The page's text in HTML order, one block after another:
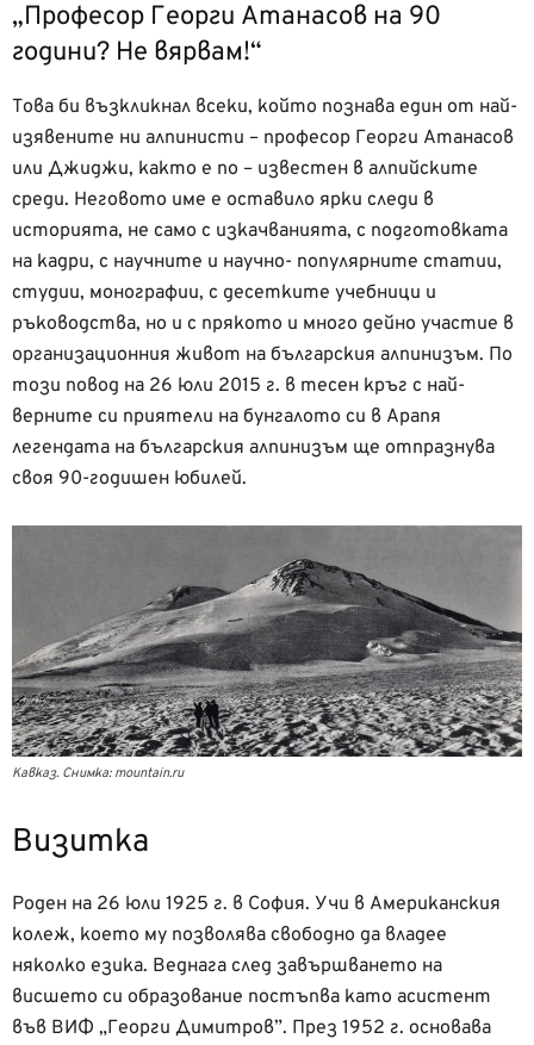
„Професор Георги Атанасов на 90
години? Не вярвам!“
Това би възкликнал всеки, който познава един от най-
изявените ни алпинисти – професор Георги Атанасов
или Джиджи, както е по – известен в алпийските
среди. Неговото име е оставило ярки следи в
историята, не само с изкачванията, с подготовката
на кадри, с научните и научно- популярните статии,
студии, монографии, с десетките учебници и
ръководства, но и с прякото и много дейно участие в
организационния живот на българския алпинизъм. По
този повод на 26 юли 2015 г. в тесен кръг с най-
верните си приятели на бунгалото си в Арапя
легендата на българския алпинизъм ще отпразнува
своя 90-годишен юбилей.
Кавказ. Снимка: mountain.ru
Визитка
Роден на 26 юли 1925 г. в София. Учи в Американския
колеж, което му позволява свободно да владее
няколко езика. Веднага след завършването на
висшето си образование постъпва като асистент
във ВИФ „Георги Димитров”. През 1952 г. основава